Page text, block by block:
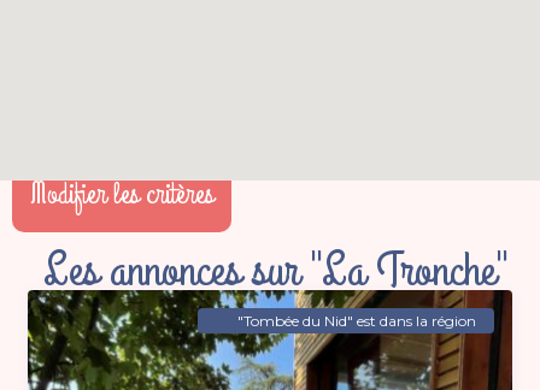
Modifier les critères
Les annonces sur "La Tronche"
"Tombée du Nid" est dans la région